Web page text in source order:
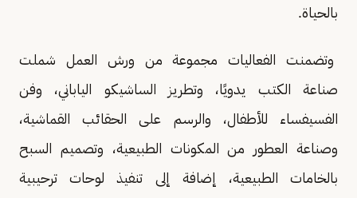
بالحياة.
وتضمنت الفعاليات مجموعة من ورش العمل شملت
صناعة الكتب يدويًا، وتطريز الساشيكو الياباني، وفن
الفسيفساء للأطفال، والرسم على الحقائب القماشية،
وصناعة العطور من المكونات الطبيعية، وتصميم السبح
بالخامات الطبيعية، إضافة إلى تنفيذ لوحات ترحيبية